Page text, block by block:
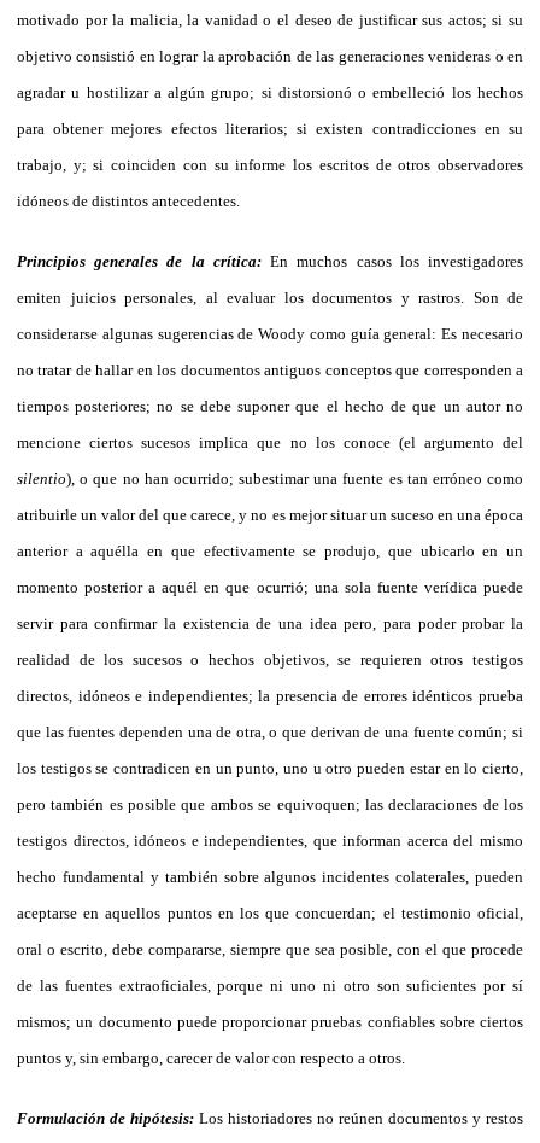
motivado por la malicia, la vanidad o el deseo de justificar sus actos; si su
objetivo consistió en lograr la aprobación de las generaciones venideras o en
agradar u hostilizar a algún grupo; si distorsionó o embelleció los hechos
para obtener mejores efectos literarios; si existen contradicciones en su
trabajo, y; si coinciden con su informe los escritos de otros observadores
idóneos de distintos antecedentes.
Principios generales de la crítica: En muchos casos los investigadores
emiten juicios personales, al evaluar los documentos y rastros. Son de
considerarse algunas sugerencias de Woody como guía general: Es necesario
no tratar de hallar en los documentos antiguos conceptos que corresponden a
tiempos posteriores; no se debe suponer que el hecho de que un autor no
mencione ciertos sucesos implica que no los conoce (el argumento del
silentio), o que no han ocurrido; subestimar una fuente es tan erróneo como
atribuirle un valor del que carece, y no es mejor situar un suceso en una época
anterior a aquélla en que efectivamente se produjo, que ubicarlo en un
momento posterior a aquél en que ocurrió; una sola fuente verídica puede
servir para confirmar la existencia de una idea pero, para poder probar la
realidad de los sucesos o hechos objetivos, se requieren otros testigos
directos, idóneos e independientes; la presencia de errores idénticos prueba
que las fuentes dependen una de otra, o que derivan de una fuente común; si
los testigos se contradicen en un punto, uno u otro pueden estar en lo cierto,
pero también es posible que ambos se equivoquen; las declaraciones de los
testigos directos, idóneos e independientes, que informan acerca del mismo
hecho fundamental y también sobre algunos incidentes colaterales, pueden
aceptarse en aquellos puntos en los que concuerdan; el testimonio oficial,
oral o escrito, debe compararse, siempre que sea posible, con el que procede
de las fuentes extraoficiales, porque ni uno ni otro son suficientes por sí
mismos; un documento puede proporcionar pruebas confiables sobre ciertos
puntos y, sin embargo, carecer de valor con respecto a otros.
Formulación de hipótesis: Los historiadores no reúnen documentos y restos